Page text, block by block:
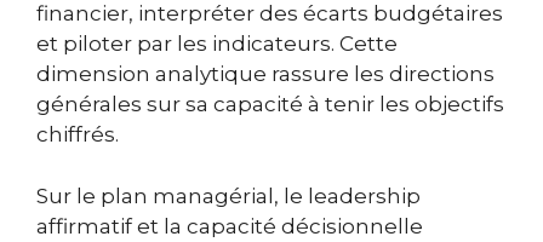
financier, interpréter des écarts budgétaires
et piloter par les indicateurs. Cette
dimension analytique rassure les directions
générales sur sa capacité à tenir les objectifs
chiffrés.
Sur le plan managérial, le leadership
affirmatif et la capacité décisionnelle